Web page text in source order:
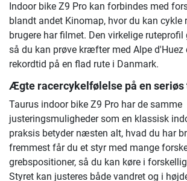
Indoor bike Z9 Pro kan forbindes med
blandt andet Kinomap, hvor du kan cykle
brugere har filmet. Den virkelige ruteprofil
så du kan prøve kræfter med Alpe d'Huez
rekordtid på en flad rute i Danmark.
Ægte racercykelfølelse på en
Taurus indoor bike Z9 Pro har de samme
justeringsmuligheder som en klassisk
praksis betyder næsten alt, hvad du har
fremmest får du et styr med mange
grebspositioner, så du kan køre i
Styret kan justeres både vandret og i